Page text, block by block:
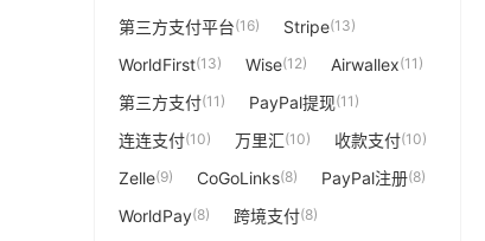
第三方支付平台(16) Stripe(13)
WorldFirst(13) Wise(12) Airwallex(11)
第三方支付(11) PayPal提现(11)
连连支付(10) 万里汇(10) 收款支付(10)
Zelle(9) CoGoLinks(8) PayPal注册(8)
WorldPay(8) 跨境支付(8)